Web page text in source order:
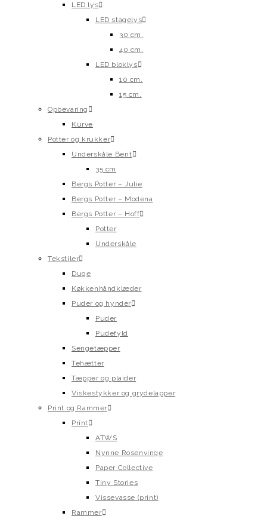
LED lys
LED stagelys
30 cm.
40 cm.
LED bloklys
10 cm.
15 cm.
Opbevaring
Kurve
Potter og krukker
Underskåle Berit
35 cm
Bergs Potter – Julie
Bergs Potter – Modena
Bergs Potter – Hoff
Potter
Underskåle
Tekstiler
Duge
Køkkenhåndklæder
Puder og hynder
Puder
Pudefyld
Sengetæpper
Tehætter
Tæpper og plaider
Viskestykker og grydelapper
Print og Rammer
Print
ATWS
Nynne Rosenvinge
Paper Collective
Tiny Stories
Vissevasse (print)
Rammer